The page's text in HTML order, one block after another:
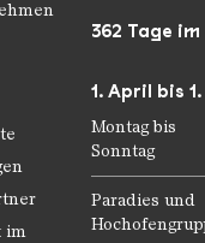
im
362 Tage
1. April bis
Montag bis
Sonntag
Paradies und